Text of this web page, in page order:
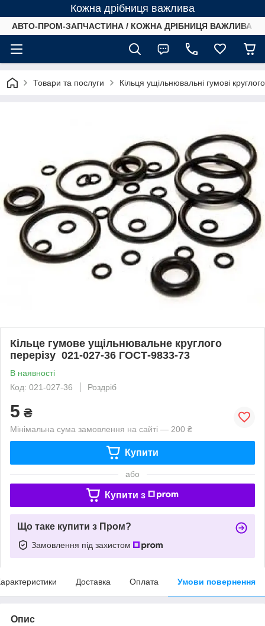
Кожна дрібниця важлива
АВТО-ПРОМ-ЗАПЧАСТИНА / КОЖНА ДРІБНИЦЯ ВАЖЛИВА /
Товари та послуги Кільця ущільнювальні гумові
Кільце гумове ущільнювальне круглого
перерізу 021-027-36 ГОСТ-9833-73
В наявності
Код: 021-027-36
Роздріб
5 ₴
Мінімальна сума замовлення на сайті — 200 ₴
Купити
або
Купити з
Що таке купити з Пром?
Замовлення під захистом
Доставка Оплата Умови повернення
Опис